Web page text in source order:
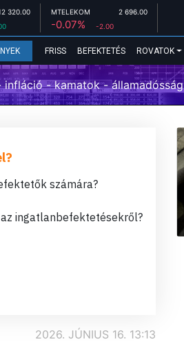
320.00 MTELEKOM 2 696.00
-0.07% -2.00
FRISS BEFEKTETÉS ROVATOK
infláció - kamatok - államadósság
számára?
ingatlanbefektetésekről?
2026. JÚNIUS 16. 13:13